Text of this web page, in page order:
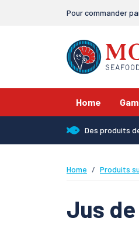
Pour commander
Home
Des produits
Home Produits
Jus